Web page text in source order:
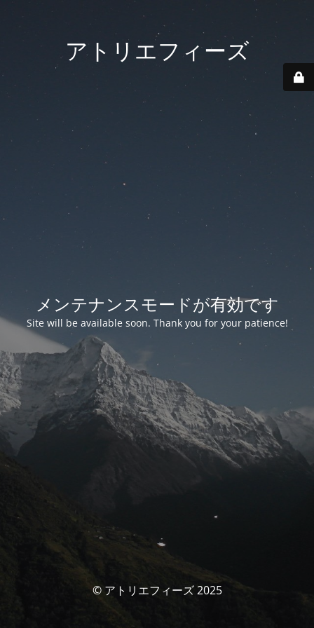
アトリエフィーズ
メンテナンスモードが有効です
Site will be available soon. Thank you for your patience!
© アトリエフィーズ 2025